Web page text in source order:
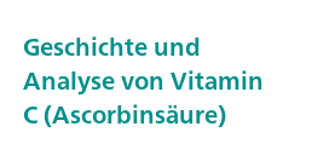
Geschichte und
Analyse von Vitamin
C (Ascorbinsäure)